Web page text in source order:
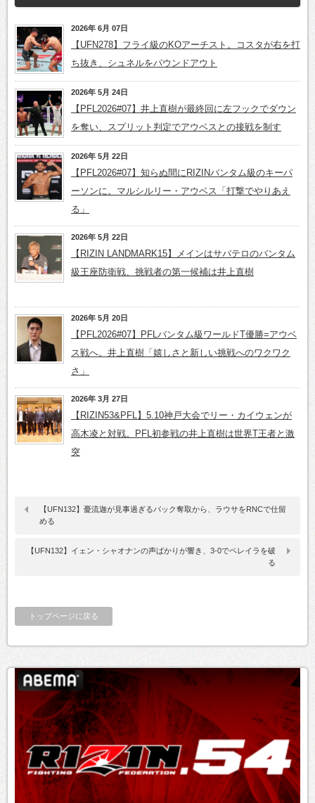
2026年 6月 07日
【UFN278】フライ級のKOアーチスト。コスタが右を打
ち抜き、シュネルをパウンドアウト
2026年 5月 24日
【PFL2026#07】井上直樹が最終回に左フックでダウン
を奪い、スプリット判定でアウベスとの接戦を制す
2026年 5月 22日
【PFL2026#07】知らぬ間にRIZINバンタム級のキーパ
ーソンに。マルシルリー・アウベス「打撃でやりあえ
る」
2026年 5月 22日
【RIZIN LANDMARK15】メインはサバテロのバンタム
級王座防衛戦、挑戦者の第一候補は井上直樹
2026年 5月 20日
【PFL2026#07】PFLバンタム級ワールドT優勝=アウベ
ス戦へ。井上直樹「嬉しさと新しい挑戦へのワクワク
さ」
2026年 3月 27日
【RIZIN53&PFL】5.10神戸大会でリー・カイウェンが
高木凌と対戦。PFL初参戦の井上直樹は世界T王者と激
突
【UFN132】憂流迦が見事過ぎるバック奪取から、ラウサをRNCで仕留
める
【UFN132】イェン・シャオナンの声ばかりが響き、3‐0でペレイラを破
る
トップページに戻る